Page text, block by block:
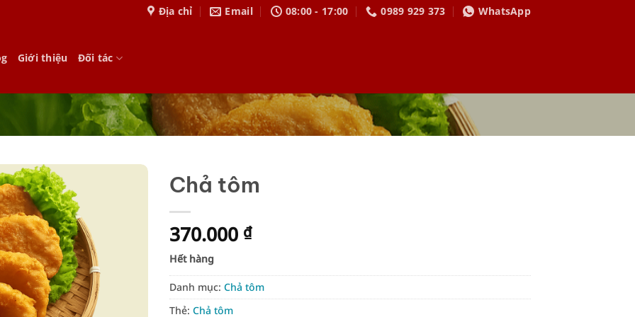
Địa chỉ Email 08:00 - 17:00 0989 929 373 WhatsApp
Giới thiệu Đối tác
Chả tôm
370.000 ₫
Hết hàng
Danh mục: Chả tôm
Thẻ: Chả tôm